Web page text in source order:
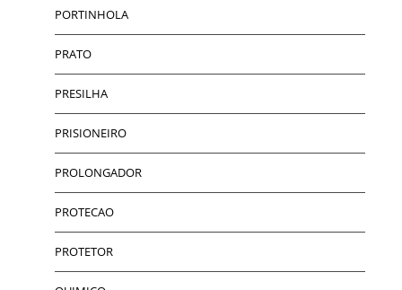
PORTINHOLA
PRATO
PRESILHA
PRISIONEIRO
PROLONGADOR
PROTECAO
PROTETOR